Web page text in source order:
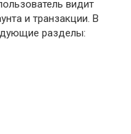
видит
и транзакции. В
разделы: